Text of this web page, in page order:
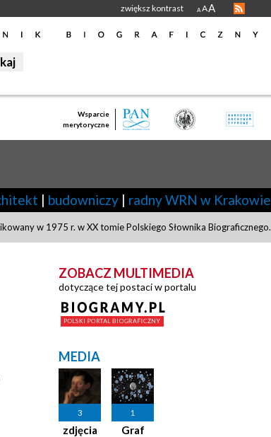
zwiększ kontrast A AA
Wsparcie
merytoryczne
| budowniczy | radny WRN w Krakowie
w 1975 r. w XX tomie Polskiego Słownika Biograficznego.
ZOBACZ MULTIMEDIA
dotyczące tej postaci w portalu
MEDIA
3
zdjęcia
1
Graf